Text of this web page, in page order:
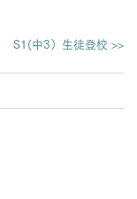
S1(中3）生徒登校 >>